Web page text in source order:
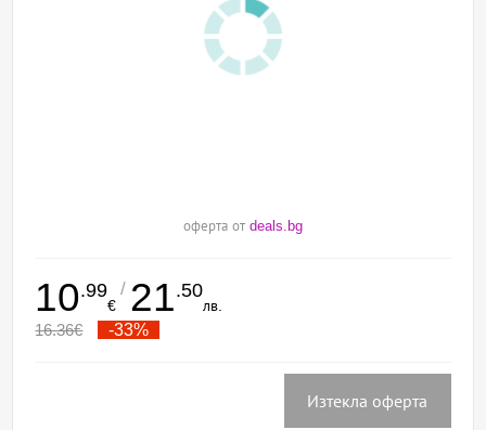
оферта от deals.bg
10.99
€
/ 21.50
лв.
16.36€ -33%
Изтекла оферта